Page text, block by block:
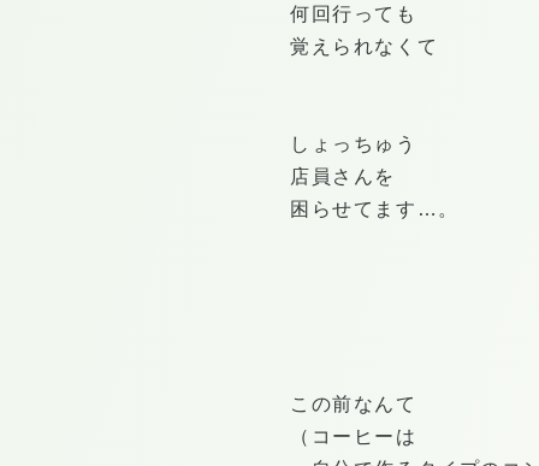
何回行っても
覚えられなくて
しょっちゅう
店員さんを
困らせてます…。
この前なんて
（コーヒーは